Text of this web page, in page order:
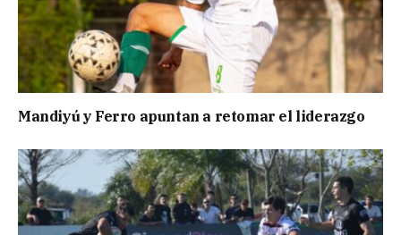
Mandiyú y Ferro apuntan a retomar el liderazgo